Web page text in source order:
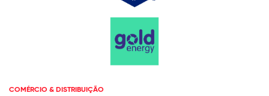
COMÉRCIO & DISTRIBUIÇÃO